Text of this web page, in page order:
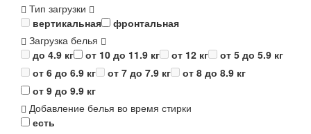
Тип загрузки
вертикальная
фронтальная
Загрузка белья
до 4.9 кг
от 10 до 11.9 кг от 12 кг
от 5 до 5.9 кг
от 6 до 6.9 кг
от 7 до 7.9 кг
от 8 до 8.9 кг
от 9 до 9.9 кг
Добавление белья во время стирки
есть